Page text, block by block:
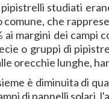
studiati
che
margini dei campi
o gruppi di
orecchie lunghe,
è diminuita di
di pannelli solari,